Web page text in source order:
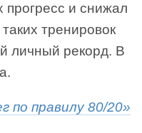
и снижал
тренировок
личный рекорд. В
по правилу 80/20»